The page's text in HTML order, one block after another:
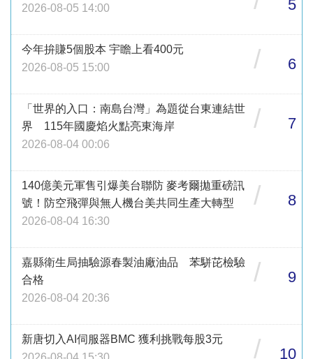
2026-08-05 14:00
5
今年拚賺5個股本 宇瞻上看400元
2026-08-05 15:00
/ 6
「世界的入口：南島台灣」為題從台東連結世
界 115年國慶焰火點亮東海岸
2026-08-04 00:06
/ 7
140億美元軍售引爆美台聯防 麥考爾拋重磅訊
號！防空飛彈與無人機台美共同生產大轉型
2026-08-04 16:30
/ 8
嘉縣衛生局抽驗源春製油廠油品 苯駢芘檢驗
合格
2026-08-04 20:36
/ 9
新唐切入AI伺服器BMC 獲利挑戰每股3元
/ 10